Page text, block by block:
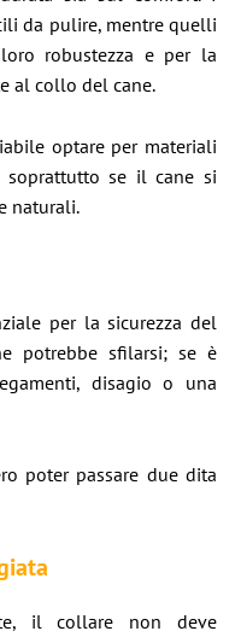
da pulire, mentre quelli
robustezza e per la
al collo del cane.
optare per materiali
soprattutto se il cane si
naturali.
per la sicurezza del
potrebbe sfilarsi; se è
disagio o una
poter passare due dita
il collare non deve